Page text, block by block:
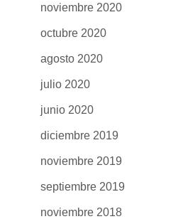
noviembre 2020
octubre 2020
agosto 2020
julio 2020
junio 2020
diciembre 2019
noviembre 2019
septiembre 2019
noviembre 2018